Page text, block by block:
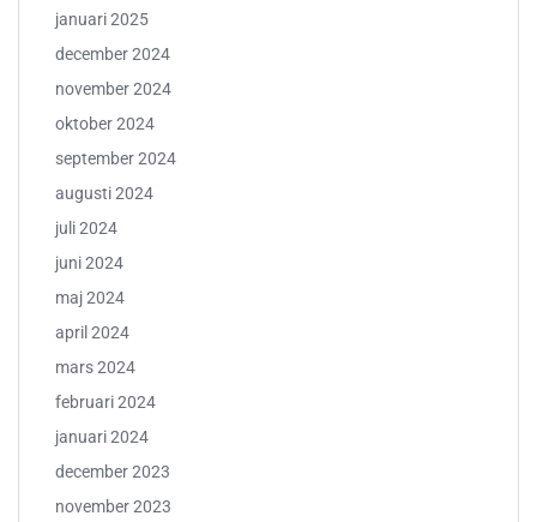
januari 2025
december 2024
november 2024
oktober 2024
september 2024
augusti 2024
juli 2024
juni 2024
maj 2024
april 2024
mars 2024
februari 2024
januari 2024
december 2023
november 2023